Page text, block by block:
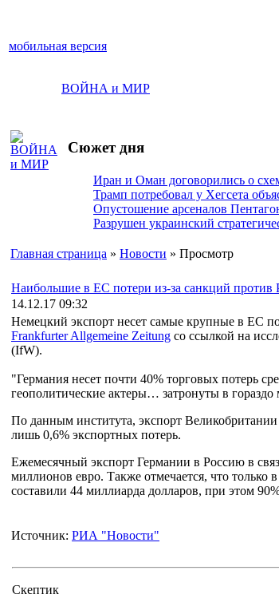
мобильная версия
ВОЙНА и МИР
Сюжет дня
Иран и Оман договорились о
Трамп потребовал у Хегсета
Опустошение арсеналов
Разрушен украинский
Главная страница » Новости » Просмотр
Наибольшие в ЕС потери из-за санкций
14.12.17 09:32
Немецкий экспорт несет самые крупные в ЕС
Frankfurter Allgemeine Zeitung со ссылкой на
(IfW).
"Германия несет почти 40% торговых потерь
геополитические актеры… затронуты в
По данным института, экспорт
лишь 0,6% экспортных потерь.
Ежемесячный экспорт Германии в Россию в
миллионов евро. Также отмечается, что только
составили 44 миллиарда долларов, при этом
Источник: РИА "Новости"
Cкептик